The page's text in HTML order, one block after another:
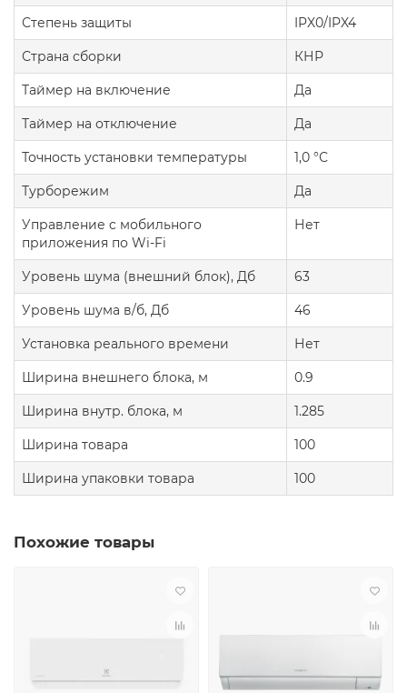
Степень защиты IPX0/IPX4
Страна сборки КНР
Таймер на включение Да
Таймер на отключение Да
Точность установки температуры 1,0 °С
Турборежим Да
Управление c мобильного
приложения по Wi-Fi
Нет
Уровень шума (внешний блок), Дб 63
Уровень шума в/б, Дб 46
Установка реального времени Нет
Ширина внешнего блока, м 0.9
Ширина внутр. блока, м 1.285
Ширина товара 100
Ширина упаковки товара 100
Похожие товары